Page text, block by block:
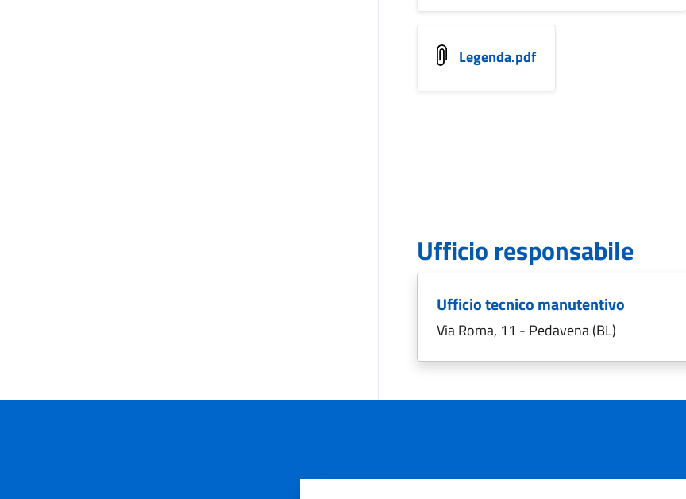
Legenda.pdf
Ufficio responsabile
Ufficio tecnico manutentivo
Via Roma, 11 - Pedavena (BL)